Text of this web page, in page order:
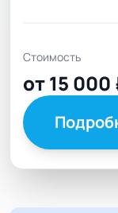
Стоимость
от 15 000